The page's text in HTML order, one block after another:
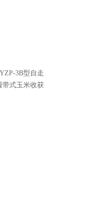
3B型自走
带式玉米收获